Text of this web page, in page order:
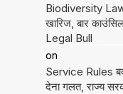
Biodiversity Law
खारिज, बार
Legal Bull
on
Service Rules
देना गलत, राज्य